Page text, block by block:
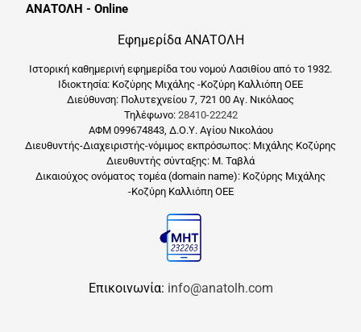
ΑΝΑΤΟΛΗ - Online
Εφημερίδα ΑΝΑΤΟΛΗ
Ιστορική καθημερινή εφημερίδα του νομού Λασιθίου από το 1932.
Ιδιοκτησία: Κοζύρης Μιχάλης -Κοζύρη Καλλιόπη ΟΕΕ
Διεύθυνση: Πολυτεχνείου 7, 721 00 Αγ. Νικόλαος
Τηλέφωνο: 28410-22242
ΑΦΜ 099674843, Δ.Ο.Υ. Αγίου Νικολάου
Διευθυντής-Διαχειριστής-νόμιμος εκπρόσωπος: Μιχάλης Κοζύρης
Διευθυντής σύνταξης: Μ. Ταβλά
Δικαιούχος ονόματος τομέα (domain name): Κοζύρης Μιχάλης
-Κοζύρη Καλλιόπη ΟΕΕ
Επικοινωνία: info@anatolh.com